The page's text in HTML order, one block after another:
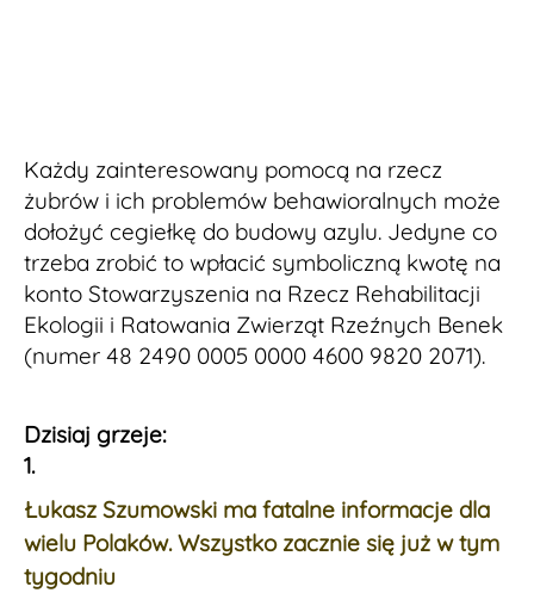
Każdy zainteresowany pomocą na rzecz
żubrów i ich problemów behawioralnych może
dołożyć cegiełkę do budowy azylu. Jedyne co
trzeba zrobić to wpłacić symboliczną kwotę na
konto Stowarzyszenia na Rzecz Rehabilitacji
Ekologii i Ratowania Zwierząt Rzeźnych Benek
(numer 48 2490 0005 0000 4600 9820 2071).
Dzisiaj grzeje:
1.
Łukasz Szumowski ma fatalne informacje dla
wielu Polaków. Wszystko zacznie się już w tym
tygodniu